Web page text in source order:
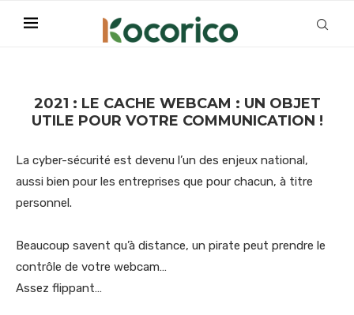
2021 : LE CACHE WEBCAM : UN OBJET
UTILE POUR VOTRE COMMUNICATION !
La cyber-sécurité est devenu l’un des enjeux national,
aussi bien pour les entreprises que pour chacun, à titre
personnel.
Beaucoup savent qu’à distance, un pirate peut prendre le
contrôle de votre webcam…
Assez flippant…